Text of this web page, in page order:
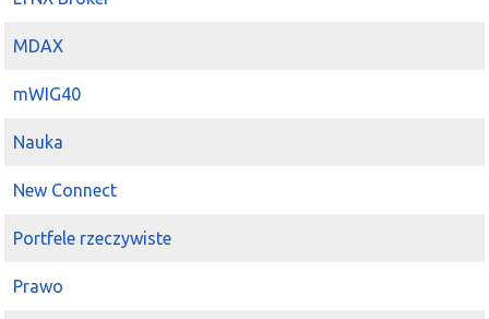
MDAX
mWIG40
Nauka
New Connect
Portfele rzeczywiste
Prawo